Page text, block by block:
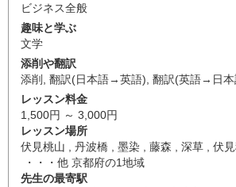
ビジネス全般
趣味と学ぶ
文学
添削や翻訳
添削 , 翻訳(日本語→英語), 翻訳(英語→日本
レッスン料金
1,500円 ～ 3,000円
レッスン場所
伏見桃山 , 丹波橋 , 墨染 , 藤森 , 深草 , 伏
・・・他 京都府の1地域
先生の最寄駅